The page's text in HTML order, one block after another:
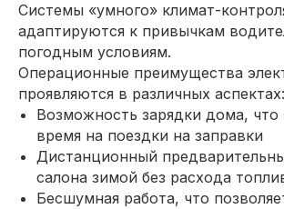
Системы «умного» климат-
адаптируются к привычкам
погодным условиям.
Операционные преимущества
проявляются в различных аспектах:
Возможность зарядки дома, что
время на поездки на заправки
Дистанционный
салона зимой без расхода
Бесшумная работа, что